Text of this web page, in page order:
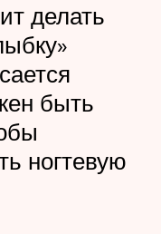
делать
быть
ногтевую